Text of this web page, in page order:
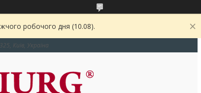
робочого дня (10.08).
Київ, Україна